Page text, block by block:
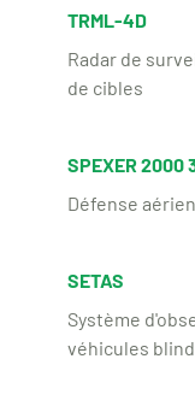
TRML-4D
Radar de
de cibles
SPEXER 2000
Défense
SETAS
Système
véhicules